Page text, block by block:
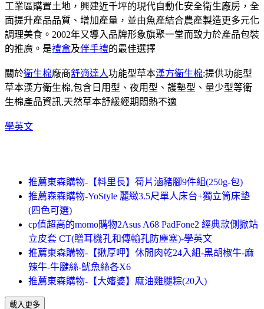
工業區購置土地，興建近千坪的現代自動化安全衛生廠房，全
面提升產品品質、增加產量，並由魚產結合農產製造更多元化
調理美食。2002年又導入品牌形象旗聚一堂而致力於產品包裝
的推廣。是禮盒及伴手禮的最佳選擇
關於衛生棉廠商舒適達人功能型草本漢方衛生棉:提供功能型
草本漢方衛生棉,包含日用型、夜用型、護墊型、量少型等衛
生棉產品資訊,天然草本舒緩經期悶熱不適
學英文
推薦東森購物-【料里長】筍片滷豬腳9件組(250g-包)
推薦森森購物-YoStyle 麗緻3.5尺單人床台+獨立筒床墊
(四色可選)
cp值超高的momo購物2Asus A68 PadFone2 經典款側掀站
立皮套 CT(贈耳機孔和傳輸孔防塵塞)-學英文
推薦東森購物-【揪厚呷】休閒肉乾24入組-黑胡椒牛-麻
辣牛-牛腱絲-魷魚絲各X6
推薦東森購物-【大嬸婆】麻油雞腿粽(20入)
載入更多